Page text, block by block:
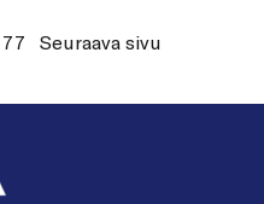
77 Seuraava sivu